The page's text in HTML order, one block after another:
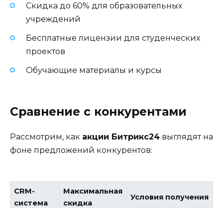
Скидка до 60% для образовательных
учреждений
Бесплатные лицензии для студенческих
проектов
Обучающие материалы и курсы
Сравнение с конкурентами
Рассмотрим, как акции Битрикс24 выглядят на
фоне предложений конкурентов:
CRM-
система
Максимальная
скидка
Условия получения